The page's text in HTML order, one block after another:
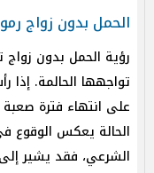
الحمل بدون زواج
رؤية الحمل بدون
تواجهها الحالمة. إذا
على انتهاء فترة
الحالة يعكس الوقوع
الشرعي، فقد يشير